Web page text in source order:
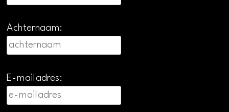
Achternaam:
E-mailadres: